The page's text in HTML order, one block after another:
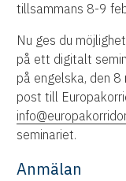
tillsammans 8-9
Nu ges du
på ett digitalt
på engelska, den
post till
seminariet.
Anmälan